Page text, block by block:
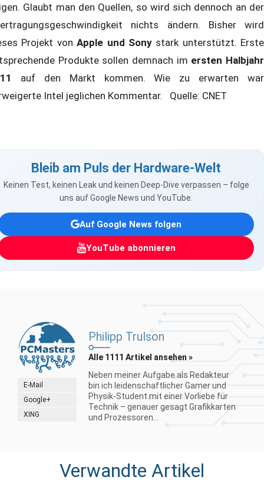
Glaubt man den Quellen, so wird sich dennoch an der
nichts ändern. Bisher wird
Projekt vonApple und Sonystark unterstützt. Erste
Produkte sollen demnach im ersten Halbjahr
auf den Markt kommen. Wie zu erwarten war
Intel jeglichen Kommentar. Quelle: CNET
Bleib am Puls der Hardware-Welt
Keinen Test, keinen Leak und keinen Deep-Dive verpassen – folge
uns auf Google News und YouTube.
Auf Google News folgen
YouTube abonnieren
E-Mail
Google+
XING
Philipp Trulson
Alle 1111 Artikel ansehen »
Neben meiner Aufgabe als Redakteur
bin ich leidenschaftlicher Gamer und
Physik-Student mit einer Vorliebe für
Technik – genauer gesagt Grafikkarten
und Prozessoren...
Verwandte Artikel